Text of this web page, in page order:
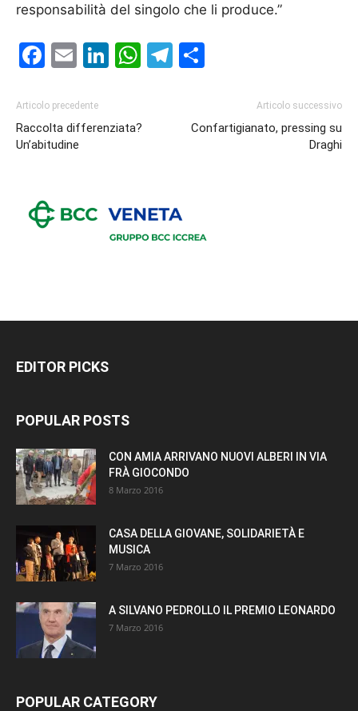
responsabilità del singolo che li produce.”
Facebook
EmailLinkedIn
WhatsApp
Telegram
Articolo precedente
Raccolta differenziata?
Un’abitudine
Articolo successivo
Confartigianato, pressing su
Draghi
EDITOR PICKS
POPULAR POSTS
CON AMIA ARRIVANO NUOVI ALBERI IN VIA
FRÀ GIOCONDO
8 Marzo 2016
CASA DELLA GIOVANE, SOLIDARIETÀ E
MUSICA
7 Marzo 2016
A SILVANO PEDROLLO IL PREMIO LEONARDO
7 Marzo 2016
POPULAR CATEGORY